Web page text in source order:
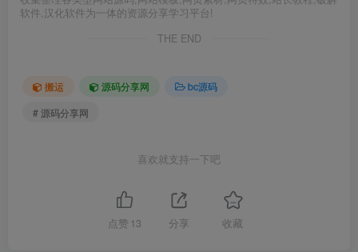
软件,汉化软件为一体的资源分享学习平台!
THE END
搬运 源码分享网
bc源码
# 源码分享网
喜欢就支持一下吧
点赞 13 分享 收藏